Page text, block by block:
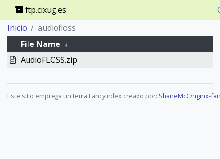
ftp.cixug.es
Inicio
audiofloss
File Name ↓
AudioFLOSS.zip
Este sitio emprega un tema FancyIndex creado por: ShaneMcC/nginx-